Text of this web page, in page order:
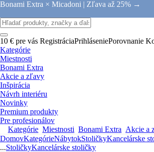
Bonami Extra × Micadoni | Zľava až 25% →
10 € pre vás RegistráciaPrihláseniePorovnanie
Kategórie
Miestnosti
Bonami Extra
Akcie a zľavy
Inšpirácia
Návrh interiéru
Novinky
Premium produkty
Pre profesionálov
Kategórie Miestnosti Bonami Extra Akcie a
DomovKategórieNábytokStoličkyKancelárske
...StoličkyKancelárske stoličky